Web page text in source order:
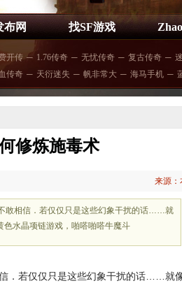
布网 找SF游戏
开传 ─ 1.76传奇 ─ 无忧传奇 ─ 复古传奇 ─
传奇 ─ 天衍迷失 ─ 帆非常大 ─ 海马手机 ─
修炼施毒术
来源：
敢相信．若仅仅只是这些幻象干扰的话……就
水晶项链游戏，啪嗒啪嗒牛魔斗
．若仅仅只是这些幻象干扰的话……就